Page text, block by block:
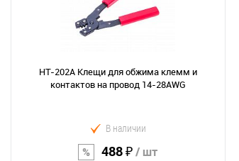
HT-202A Клещи для обжима клемм и
контактов на провод 14-28AWG
В наличии
488 ₽/ шт